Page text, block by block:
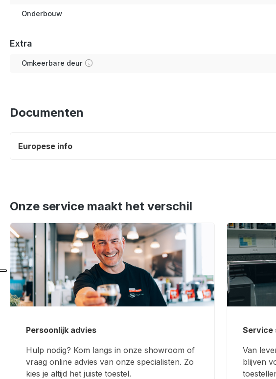
Onderbouw
Extra
Omkeerbare deur
Documenten
Europese info
Onze service maakt het verschil
Persoonlijk advies
Hulp nodig? Kom langs in onze showroom of
vraag online advies van onze specialisten. Zo
kies je altijd het juiste toestel.
Service
Van
blijven